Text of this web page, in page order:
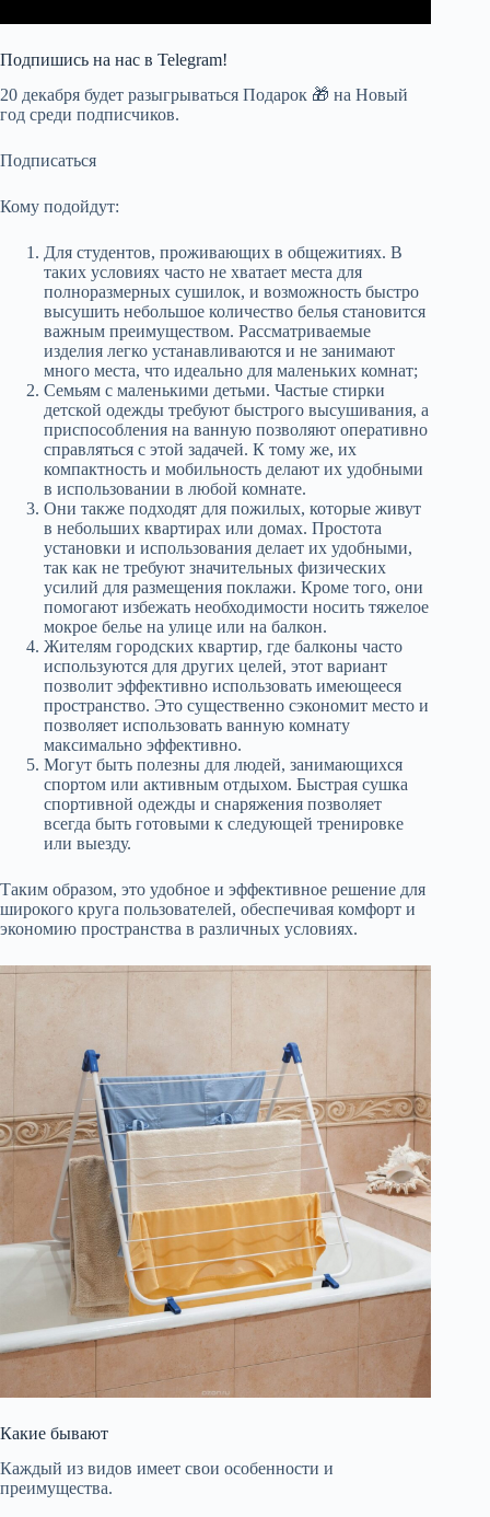
Подпишись на наc в Telegram!
20 декабря будет разыгрываться Подарок 🎁 на Новый
год среди подписчиков.
Подписаться
Кому подойдут:
Для студентов, проживающих в общежитиях. В
таких условиях часто не хватает места для
полноразмерных сушилок, и возможность быстро
высушить небольшое количество белья становится
важным преимуществом. Рассматриваемые
изделия легко устанавливаются и не занимают
много места, что идеально для маленьких комнат;
Семьям с маленькими детьми. Частые стирки
детской одежды требуют быстрого высушивания, а
приспособления на ванную позволяют оперативно
справляться с этой задачей. К тому же, их
компактность и мобильность делают их удобными
в использовании в любой комнате.
Они также подходят для пожилых, которые живут
в небольших квартирах или домах. Простота
установки и использования делает их удобными,
так как не требуют значительных физических
усилий для размещения поклажи. Кроме того, они
помогают избежать необходимости носить тяжелое
мокрое белье на улице или на балкон.
Жителям городских квартир, где балконы часто
используются для других целей, этот вариант
позволит эффективно использовать имеющееся
пространство. Это существенно сэкономит место и
позволяет использовать ванную комнату
максимально эффективно.
Могут быть полезны для людей, занимающихся
спортом или активным отдыхом. Быстрая сушка
спортивной одежды и снаряжения позволяет
всегда быть готовыми к следующей тренировке
или выезду.
Таким образом, это удобное и эффективное решение для
широкого круга пользователей, обеспечивая комфорт и
экономию пространства в различных условиях.
Какие бывают
Каждый из видов имеет свои особенности и
преимущества.